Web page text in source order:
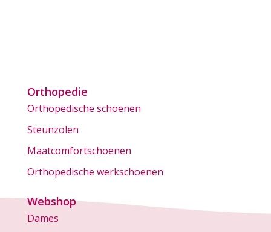
Orthopedie
Orthopedische schoenen
Steunzolen
Maatcomfortschoenen
Orthopedische werkschoenen
Webshop
Dames